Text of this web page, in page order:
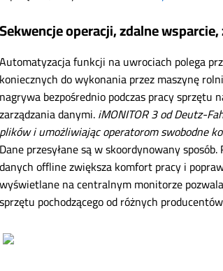
Sekwencje operacji, zdalne
Automatyzacja funkcji na uwrociach polega
koniecznych do wykonania przez maszynę
nagrywa bezpośrednio podczas pracy sprzętu
zarządzania danymi.iMONITOR 3 od Deutz-
plików i umożliwiając operatorom swobodne
Dane przesyłane są w skoordynowany
danych offline zwiększa komfort pracy i
wyświetlane na centralnym monitorze
sprzętu pochodzącego od różnych